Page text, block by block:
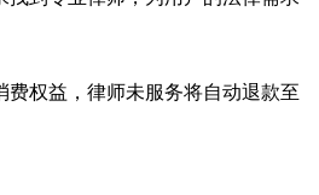
费权益，律师未服务将自动退款至